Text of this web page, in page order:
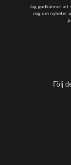
Jag godkänner
mig om nyheter
Följ